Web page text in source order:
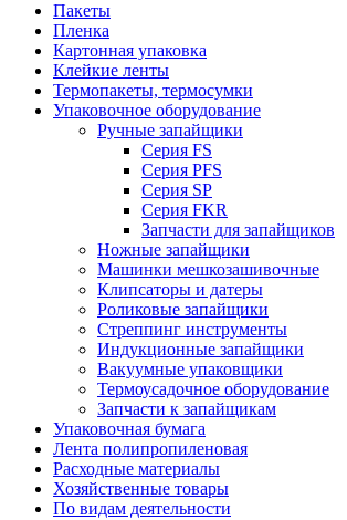
Пакеты
Пленка
Картонная упаковка
Клейкие ленты
Термопакеты, термосумки
Упаковочное оборудование
Ручные запайщики
Серия FS
Серия PFS
Серия SP
Серия FKR
Запчасти для запайщиков
Ножные запайщики
Машинки мешкозашивочные
Клипсаторы и датеры
Роликовые запайщики
Стреппинг инструменты
Индукционные запайщики
Вакуумные упаковщики
Термоусадочное оборудование
Запчасти к запайщикам
Упаковочная бумага
Лента полипропиленовая
Расходные материалы
Хозяйственные товары
По видам деятельности